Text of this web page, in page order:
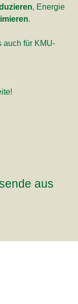
, Energie
.
auch für KMU-
aus